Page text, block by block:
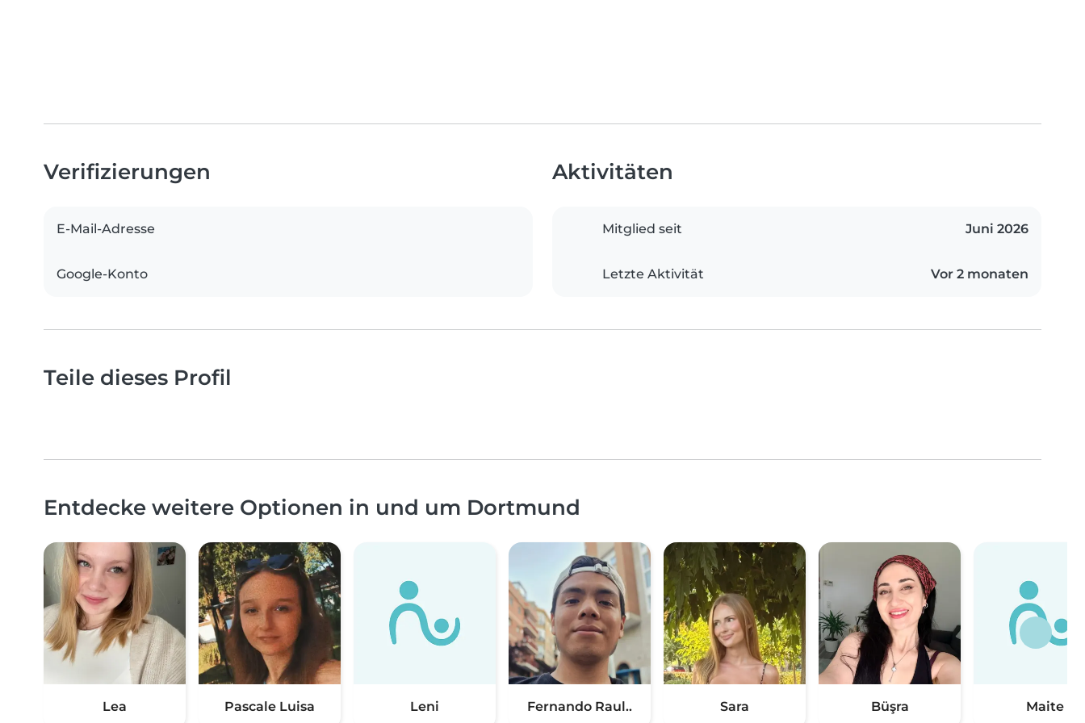
Verifizierungen
E-Mail-Adresse
Google-Konto
Aktivitäten
Mitglied seit Juni 2026
Letzte Aktivität Vor 2 monaten
Teile dieses Profil
Entdecke weitere Optionen in und um Dortmund
Lea Pascale Luisa Leni Fernando Raul.. Sara Büşra Maite